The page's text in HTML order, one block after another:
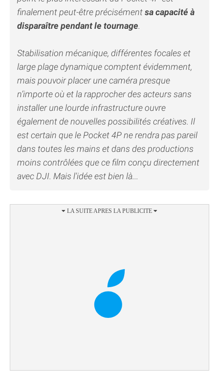
finalement peut-être précisémentsa capacité à
disparaître pendant le tournage.
Stabilisation mécanique, différentes focales et
large plage dynamique comptent évidemment,
mais pouvoir placer une caméra presque
n’importe où et la rapprocher des acteurs sans
installer une lourde infrastructure ouvre
également de nouvelles possibilités créatives. Il
est certain que le Pocket 4P ne rendra pas pareil
dans toutes les mains et dans des productions
moins contrôlées que ce film conçu directement
avec DJI. Mais l'idée est bien là...